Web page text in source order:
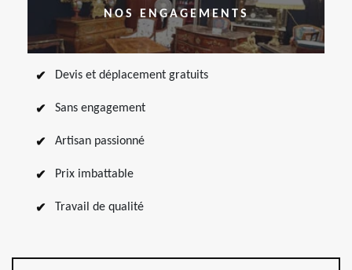
NOS ENGAGEMENTS
Devis et déplacement gratuits
Sans engagement
Artisan passionné
Prix imbattable
Travail de qualité